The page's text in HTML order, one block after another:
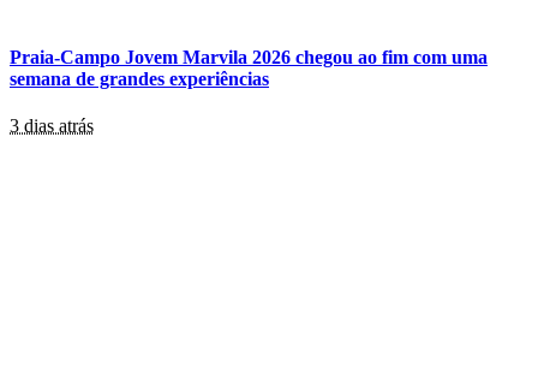
Praia-Campo Jovem Marvila 2026 chegou ao fim com uma
semana de grandes experiências
3 dias atrás